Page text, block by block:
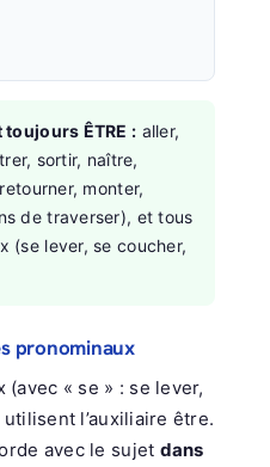
ÊTRE : aller,
sortir, naître,
monter,
de traverser), et tous
(se lever, se coucher,
pronominaux
« se » : se lever,
l’auxiliaire être.
avec le sujet dans